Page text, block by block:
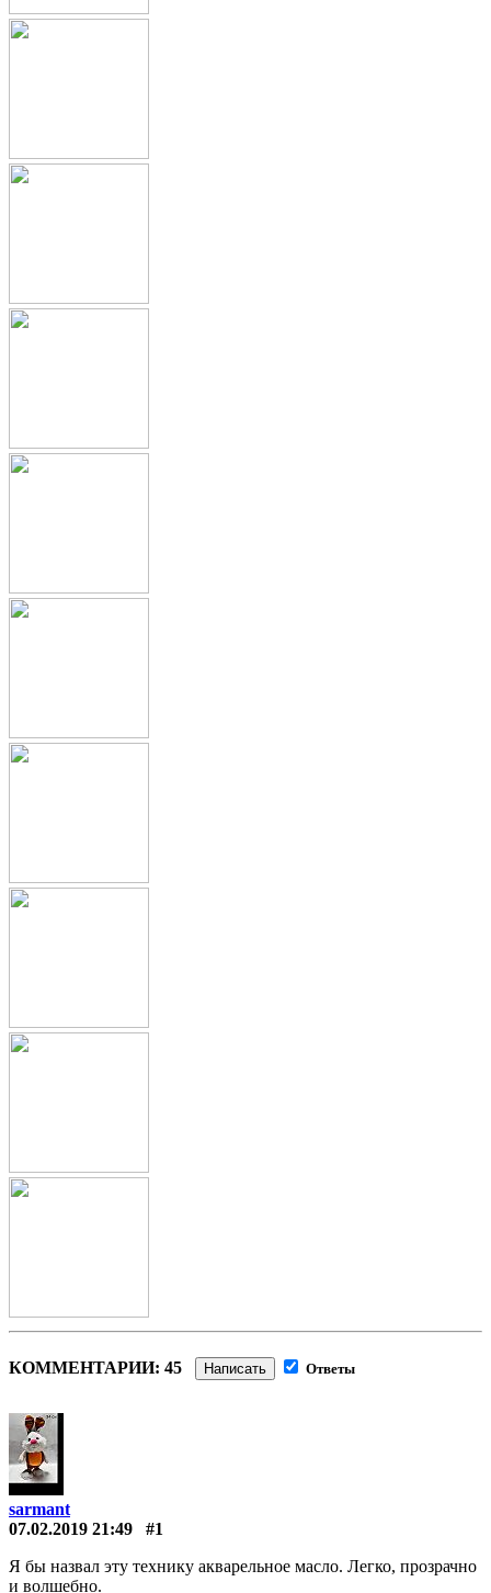
КОММЕНТАРИИ: 45 Написать Ответы
sarmant
07.02.2019 21:49
#1
Я бы назвал эту технику акварельное масло. Легко, прозрачно
и волшебно.